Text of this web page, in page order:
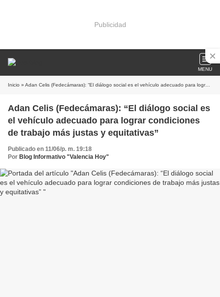
Publicidad
MENU
Inicio » Adan Celis (Fedecámaras): “El diálogo social es el vehículo adecuado para lograr condiciones de trabajo más justas y equitativas”
Adan Celis (Fedecámaras): “El diálogo social es
el vehículo adecuado para lograr condiciones
de trabajo más justas y equitativas”
Publicado en 11/06/p. m. 19:18
Por Blog Informativo "Valencia Hoy"